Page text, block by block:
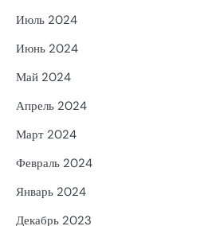
Июль 2024
Июнь 2024
Май 2024
Апрель 2024
Март 2024
Февраль 2024
Январь 2024
Декабрь 2023